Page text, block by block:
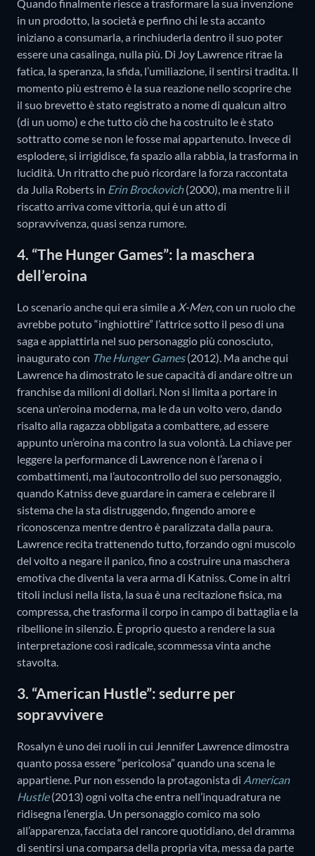
Quando finalmente riesce a trasformare la sua invenzione
in un prodotto, la società e perfino chi le sta accanto
iniziano a consumarla, a rinchiuderla dentro il suo poter
essere una casalinga, nulla più. Di Joy Lawrence ritrae la
fatica, la speranza, la sfida, l’umiliazione, il sentirsi tradita. Il
momento più estremo è la sua reazione nello scoprire che
il suo brevetto è stato registrato a nome di qualcun altro
(di un uomo) e che tutto ciò che ha costruito le è stato
sottratto come se non le fosse mai appartenuto. Invece di
esplodere, si irrigidisce, fa spazio alla rabbia, la trasforma in
lucidità. Un ritratto che può ricordare la forza raccontata
da Julia Roberts in Erin Brockovich (2000), ma mentre lì il
riscatto arriva come vittoria, qui è un atto di
sopravvivenza, quasi senza rumore.
4. “The Hunger Games”: la maschera
dell’eroina
Lo scenario anche qui era simile a X-Men, con un ruolo che
avrebbe potuto “inghiottire” l’attrice sotto il peso di una
saga e appiattirla nel suo personaggio più conosciuto,
inaugurato con The Hunger Games (2012). Ma anche qui
Lawrence ha dimostrato le sue capacità di andare oltre un
franchise da milioni di dollari. Non si limita a portare in
scena un'eroina moderna, ma le da un volto vero, dando
risalto alla ragazza obbligata a combattere, ad essere
appunto un’eroina ma contro la sua volontà. La chiave per
leggere la performance di Lawrence non è l’arena o i
combattimenti, ma l’autocontrollo del suo personaggio,
quando Katniss deve guardare in camera e celebrare il
sistema che la sta distruggendo, fingendo amore e
riconoscenza mentre dentro è paralizzata dalla paura.
Lawrence recita trattenendo tutto, forzando ogni muscolo
del volto a negare il panico, fino a costruire una maschera
emotiva che diventa la vera arma di Katniss. Come in altri
titoli inclusi nella lista, la sua è una recitazione fisica, ma
compressa, che trasforma il corpo in campo di battaglia e la
ribellione in silenzio. È proprio questo a rendere la sua
interpretazione così radicale, scommessa vinta anche
stavolta.
3. “American Hustle”: sedurre per
sopravvivere
Rosalyn è uno dei ruoli in cui Jennifer Lawrence dimostra
quanto possa essere “pericolosa” quando una scena le
appartiene. Pur non essendo la protagonista di American
Hustle (2013) ogni volta che entra nell’inquadratura ne
ridisegna l’energia. Un personaggio comico ma solo
all’apparenza, facciata del rancore quotidiano, del dramma
di sentirsi una comparsa della propria vita, messa da parte